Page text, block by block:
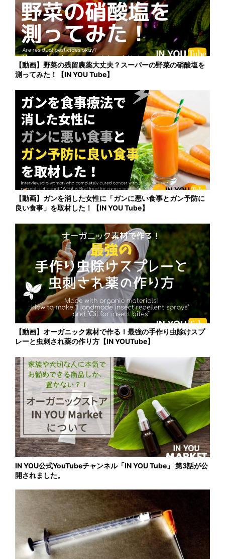
【動画】野菜の残留農薬大丈夫？スーパーの野菜の硝酸塩を
測ってみた！【IN YOU Tube】
【動画】ガンを消した女性に「ガンに悪い食事とガン予防に
良い食事」を取材した！【IN YOU Tube】
【動画】オーガニック素材で作る！最強の手作り虫除けスプ
レーと虫刺され薬の作り方【IN YOUTube】
IN YOU公式YouTubeチャンネル「IN YOU Tube」 第3話が公
開されました。